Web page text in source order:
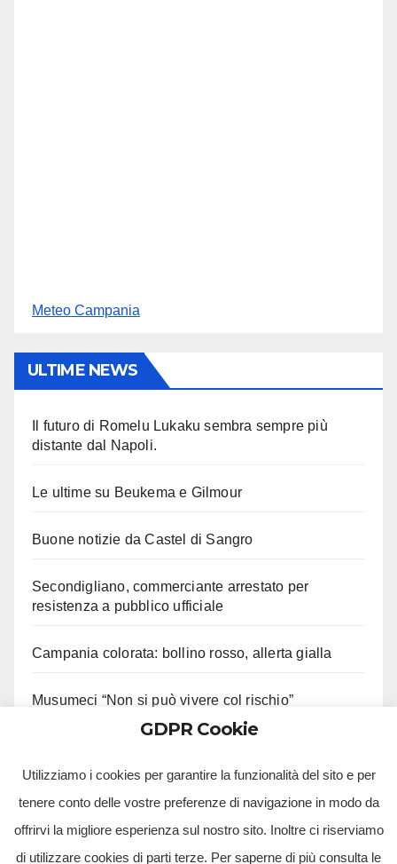
Meteo Campania
ULTIME NEWS
Il futuro di Romelu Lukaku sembra sempre più
distante dal Napoli.
Le ultime su Beukema e Gilmour
Buone notizie da Castel di Sangro
Secondigliano, commerciante arrestato per
resistenza a pubblico ufficiale
Campania colorata: bollino rosso, allerta gialla
Musumeci “Non si può vivere col rischio”
GDPR Cookie
Utilizziamo i cookies per garantire la funzionalità del sito e per
tenere conto delle vostre preferenze di navigazione in modo da
offrirvi la migliore esperienza sul nostro sito. Inoltre ci riserviamo
di utilizzare cookies di parti terze. Per saperne di più consulta le